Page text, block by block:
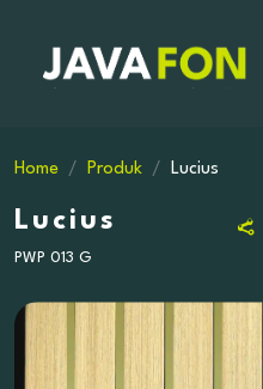
Home Produk Lucius
Lucius
PWP 013 G